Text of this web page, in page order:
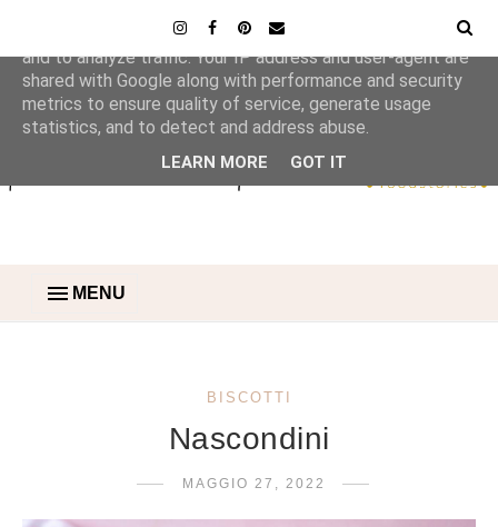
MENU
BISCOTTI
Nascondini
MAGGIO 27, 2022
This site uses cookies from Google to deliver its services
and to analyze traffic. Your IP address and user-agent are
shared with Google along with performance and security
metrics to ensure quality of service, generate usage
statistics, and to detect and address abuse.
LEARN MORE GOT IT